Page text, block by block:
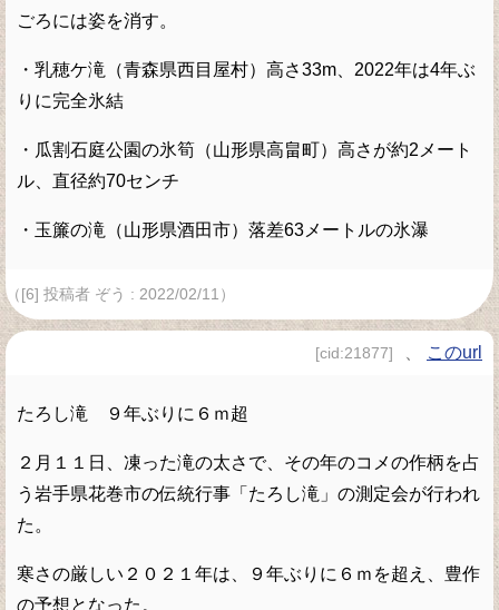
ごろには姿を消す。
・乳穂ケ滝（青森県西目屋村）高さ33m、2022年は4年ぶ
りに完全氷結
・瓜割石庭公園の氷筍（山形県高畠町）高さが約2メート
ル、直径約70センチ
・玉簾の滝（山形県酒田市）落差63メートルの氷瀑
（[6] 投稿者 ぞう : 2022/02/11）
[cid:21877] このurl
たろし滝 ９年ぶりに６ｍ超
２月１１日、凍った滝の太さで、その年のコメの作柄を占
う岩手県花巻市の伝統行事「たろし滝」の測定会が行われ
た。
寒さの厳しい２０２１年は、９年ぶりに６ｍを超え、豊作
の予想となった。